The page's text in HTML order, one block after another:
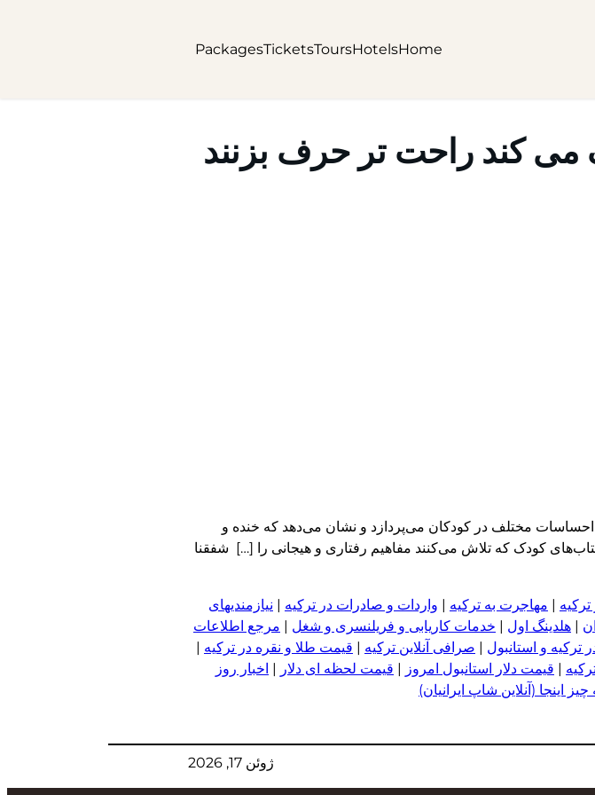
Home
Hotels
Tours
Tickets
Packages
می کند راحت تر حرف بزنند
احساسات مختلف در کودکان می‌پردازد و نشان می‌دهد که خنده و
کودک که تلاش می‌کنند مفاهیم رفتاری و هیجانی را […] شفقنا
| مهاجرت به ترکیه | واردات و صادرات در ترکیه | نیازمندیهای
| هلدینگ اول | خدمات کاریابی و فریلنسری و شغل | مرجع اطلاعات
ترکیه و استانبول | صرافی آنلاین ترکیه | قیمت طلا و نقره در ترکیه |
| قیمت دلار استانبول امروز | قیمت لحظه ای دلار | اخبار روز
اینجا (آنلاین شاپ ایرانیان)
ژوئن 17, 2026